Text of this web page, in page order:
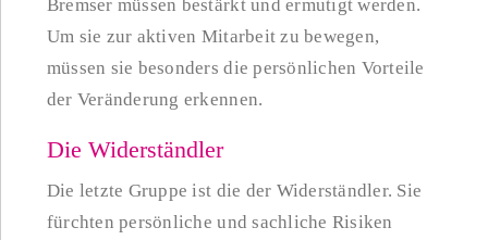
Bremser müssen bestärkt und ermutigt werden.
Um sie zur aktiven Mitarbeit zu bewegen,
müssen sie besonders die persönlichen Vorteile
der Veränderung erkennen.
Die Widerständler
Die letzte Gruppe ist die der Widerständler. Sie
fürchten persönliche und sachliche Risiken